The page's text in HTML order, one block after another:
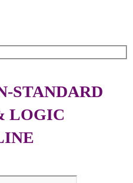
STANDARD
LOGIC